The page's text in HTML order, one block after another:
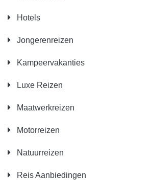
Hotels
Jongerenreizen
Kampeervakanties
Luxe Reizen
Maatwerkreizen
Motorreizen
Natuurreizen
Reis Aanbiedingen